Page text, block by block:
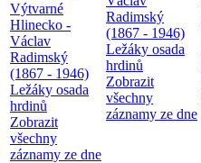
Výtvarné
Hlinecko -
Václav
Radimský
(1867 - 1946)
Ležáky osada
hrdinů
Zobrazit
všechny
záznamy ze dne
Radimský
(1867 - 1946)
Ležáky osada
hrdinů
Zobrazit
všechny
záznamy ze dne